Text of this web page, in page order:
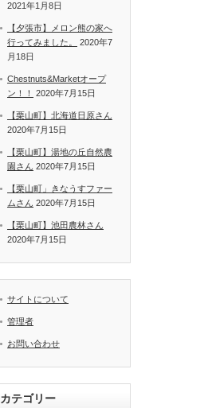
2021年1月8日
【夕張市】メロン熊の家へ
行ってみました。
2020年7
月18日
Chestnuts&Marketオープ
ン！！
2020年7月15日
【栗山町】北海道日原さん
2020年7月15日
【栗山町】湯地の丘自然農
園さん 2020年7月15日
【栗山町」きなうすファー
ムさん 2020年7月15日
【栗山町】池田農林さん
2020年7月15日
サイトについて
管理者
お問い合わせ
カテゴリー